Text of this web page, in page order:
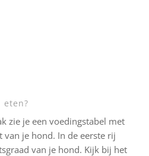
eten?
zie je een voedingstabel met
je hond. In de eerste rij
van je hond. Kijk bij het